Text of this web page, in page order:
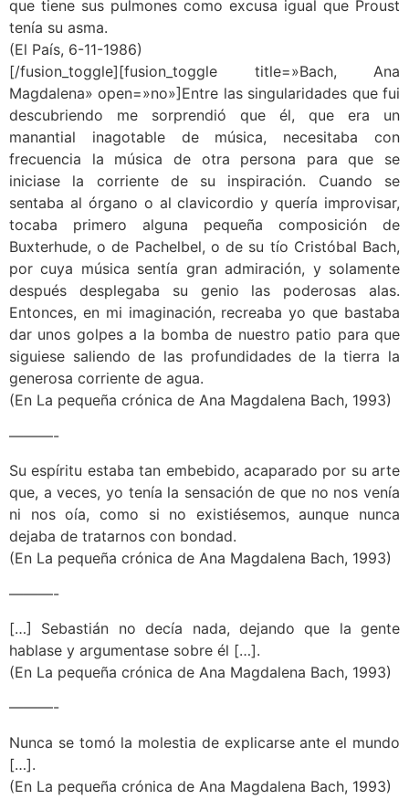
que tiene sus pulmones como excusa igual que Proust
tenía su asma.
(El País, 6-11-1986)
[/fusion_toggle][fusion_toggle title=»Bach, Ana
Magdalena» open=»no»]Entre las singularidades que fui
descubriendo me sorprendió que él, que era un
manantial inagotable de música, necesitaba con
frecuencia la música de otra persona para que se
iniciase la corriente de su inspiración. Cuando se
sentaba al órgano o al clavicordio y quería improvisar,
tocaba primero alguna pequeña composición de
Buxterhude, o de Pachelbel, o de su tío Cristóbal Bach,
por cuya música sentía gran admiración, y solamente
después desplegaba su genio las poderosas alas.
Entonces, en mi imaginación, recreaba yo que bastaba
dar unos golpes a la bomba de nuestro patio para que
siguiese saliendo de las profundidades de la tierra la
generosa corriente de agua.
(En La pequeña crónica de Ana Magdalena Bach, 1993)
———-
Su espíritu estaba tan embebido, acaparado por su arte
que, a veces, yo tenía la sensación de que no nos venía
ni nos oía, como si no existiésemos, aunque nunca
dejaba de tratarnos con bondad.
(En La pequeña crónica de Ana Magdalena Bach, 1993)
———-
[…] Sebastián no decía nada, dejando que la gente
hablase y argumentase sobre él […].
(En La pequeña crónica de Ana Magdalena Bach, 1993)
———-
Nunca se tomó la molestia de explicarse ante el mundo
[…].
(En La pequeña crónica de Ana Magdalena Bach, 1993)